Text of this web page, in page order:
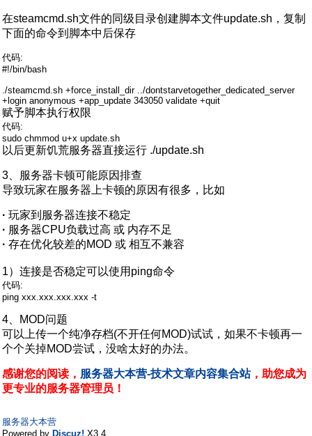
在steamcmd.sh文件的同级目录创建脚本文件update.sh，复制
下面的命令到脚本中后保存
代码:
#!/bin/bash
./steamcmd.sh +force_install_dir ../dontstarvetogether_dedicated_server
+login anonymous +app_update 343050 validate +quit
赋予脚本执行权限
代码:
sudo chmmod u+x update.sh
以后更新饥荒服务器直接运行 ./update.sh
3、服务器卡顿可能原因排查
导致玩家在服务器上卡顿的原因有很多，比如
· 玩家到服务器连接不稳定
· 服务器CPU负载过高 或 内存不足
· 存在优化较差的MOD 或 相互不兼容
1）连接是否稳定可以使用ping命令
代码:
ping xxx.xxx.xxx.xxx -t
4、MOD问题
可以上传一个纯净存档(不开任何MOD)试试，如果不卡顿再一
个个关掉MOD尝试，没啥太好的办法。
感谢您的阅读， 服务器大本营-技术文章内容集合站，助您成为
更专业的服务器管理员！
服务器大本营
Powered by Discuz! X3.4